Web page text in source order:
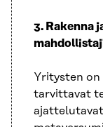
3. Rakenna
Yritysten on
tarvittavat